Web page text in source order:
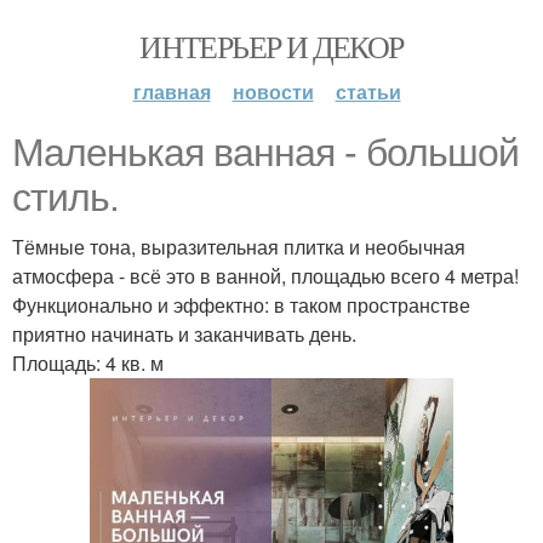
ИНТЕРЬЕР И ДЕКОР
главная новости статьи
Маленькая ванная - большой
стиль.
Тёмные тона, выразительная плитка и необычная
атмосфера - всё это в ванной, площадью всего 4 метра!
Функционально и эффектно: в таком пространстве
приятно начинать и заканчивать день.
Площадь: 4 кв. м